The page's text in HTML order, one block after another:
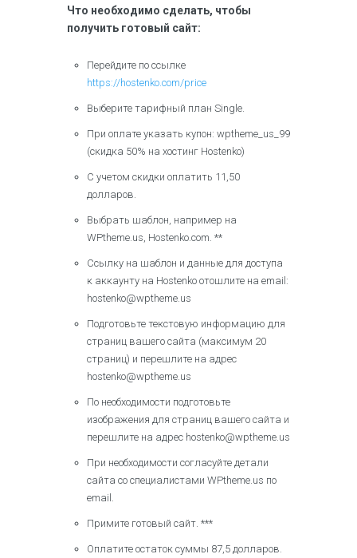
Что необходимо сделать, чтобы
получить готовый сайт:
Перейдите по ссылке
https://hostenko.com/price
Выберите тарифный план Single.
При оплате указать купон: wptheme_us_99
(скидка 50% на хостинг Hostenko)
С учетом скидки оплатить 11,50
долларов.
Выбрать шаблон, например на
WPtheme.us, Hostenko.com. **
Ссылку на шаблон и данные для доступа
к аккаунту на Hostenko отошлите на email:
hostenko@wptheme.us
Подготовьте текстовую информацию для
страниц вашего сайта (максимум 20
страниц) и перешлите на адрес
hostenko@wptheme.us
По необходимости подготовьте
изображения для страниц вашего сайта и
перешлите на адрес hostenko@wptheme.us
При необходимости согласуйте детали
сайта со специалистами WPtheme.us по
email.
Примите готовый сайт. ***
Оплатите остаток суммы 87,5 долларов.